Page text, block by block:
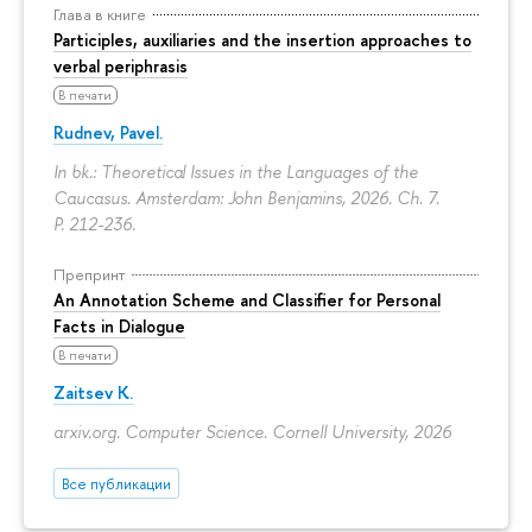
Глава в книге
Participles, auxiliaries and the insertion approaches to
verbal periphrasis
В печати
Rudnev, Pavel.
In bk.: Theoretical Issues in the Languages of the
Caucasus. Amsterdam: John Benjamins, 2026. Ch. 7.
P. 212-236.
Препринт
An Annotation Scheme and Classifier for Personal
Facts in Dialogue
В печати
Zaitsev K.
arxiv.org. Computer Science. Cornell University, 2026
Все публикации